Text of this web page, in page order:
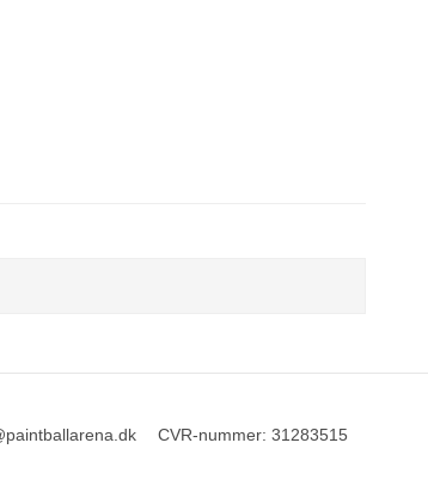
CVR-nummer: 31283515